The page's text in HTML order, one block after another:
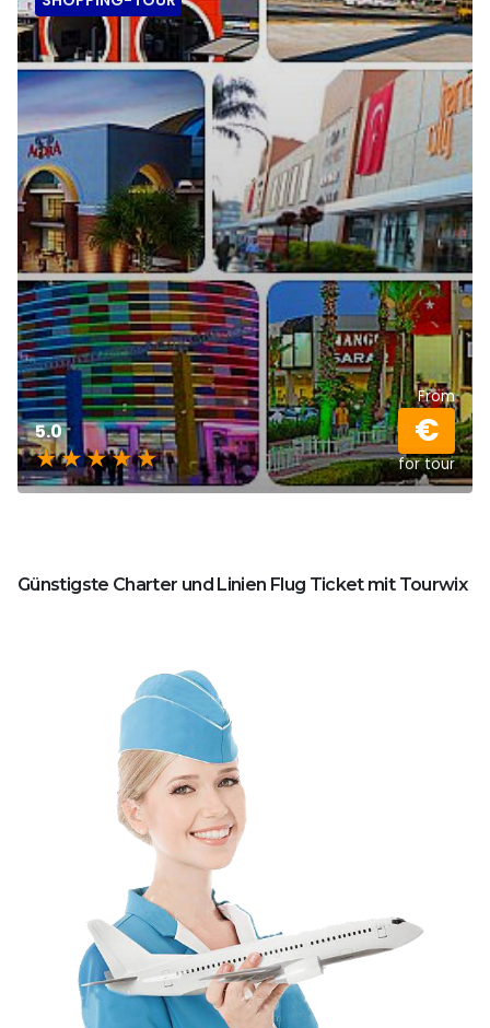
5.0
From
€
for tour
Günstigste Charter und Linien Flug Ticket mit Tourwix